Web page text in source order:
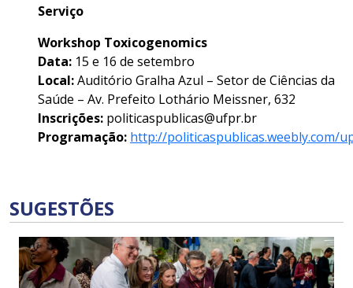
Serviço
Workshop Toxicogenomics
Data: 15 e 16 de setembro
Local:Auditório Gralha Azul – Setor de Ciências da
Saúde – Av. Prefeito Lothário Meissner, 632
Inscrições: politicaspublicas@ufpr.br
Programação: http://politicaspublicas.weebly.com/
SUGESTÕES